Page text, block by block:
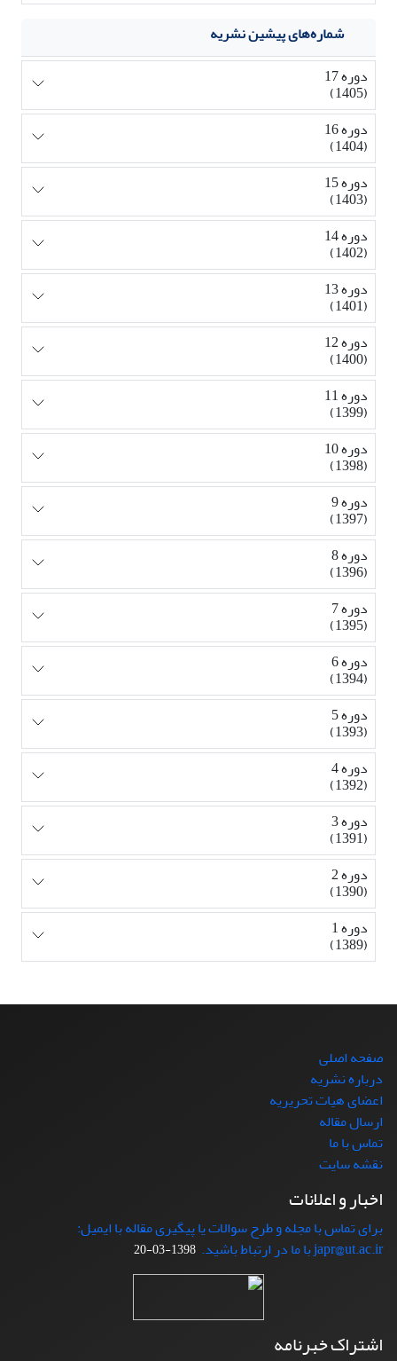
شماره‌های پیشین نشریه
دوره 17
(1405)
دوره 16
(1404)
دوره 15
(1403)
دوره 14
(1402)
دوره 13
(1401)
دوره 12
(1400)
دوره 11
(1399)
دوره 10
(1398)
دوره 9
(1397)
دوره 8
(1396)
دوره 7
(1395)
دوره 6
(1394)
دوره 5
(1393)
دوره 4
(1392)
دوره 3
(1391)
دوره 2
(1390)
دوره 1
(1389)
صفحه اصلی
درباره نشریه
اعضای هیات تحریریه
ارسال مقاله
تماس با ما
نقشه سایت
اخبار و اعلانات
برای تماس با مجله و طرح سوالات یا پیگیری مقاله با ایمیل:
japr@ut.ac.ir با ما در ارتباط باشید.
1398-03-20
اشتراک خبرنامه